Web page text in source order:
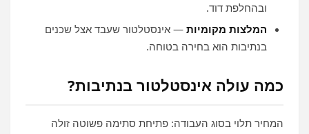
ובהחלפת דוד.
המלצות מקומיות — אינסטלטור שעבד אצל שכנים
בנתיבות הוא בחירה בטוחה.
כמה עולה אינסטלטור בנתיבות?
המחיר תלוי בסוג העבודה: פתיחת סתימה פשוטה זולה